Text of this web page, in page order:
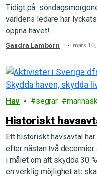
Tidigt på
världens ledare har
öppna havet!
Sandra Lamborn mars
Hav segrar
Historiskt
Ett historiskt havsavtal
efter nästan två
i målet om att skydda 30
en verklig möjlighet att